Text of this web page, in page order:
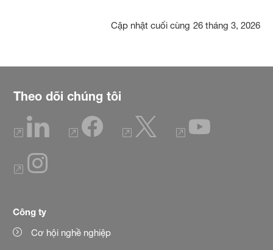
Cập nhật cuối cùng 26 tháng 3, 2026
Theo dõi chúng tôi
Công ty
Cơ hội nghề nghiệp